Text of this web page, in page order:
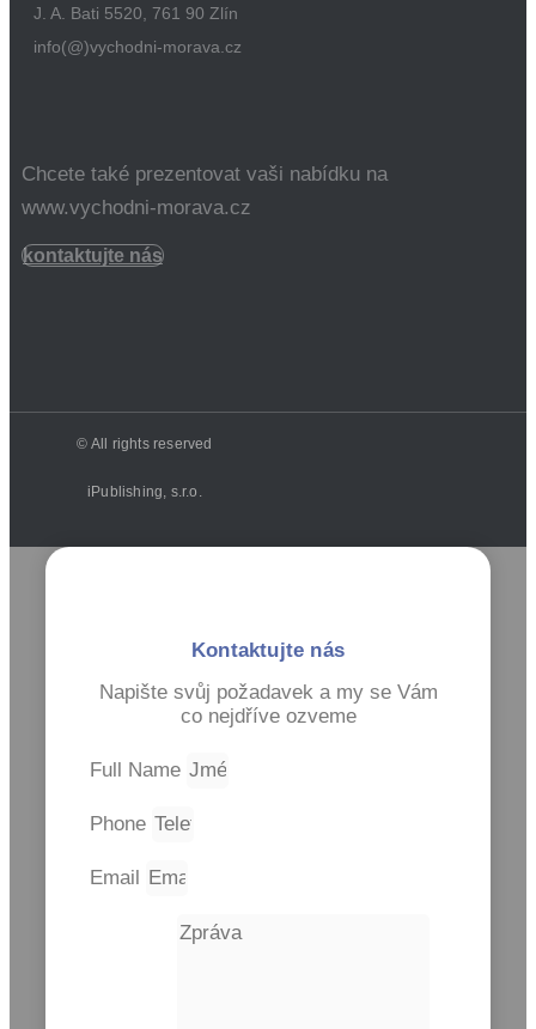
J. A. Bati 5520, 761 90 Zlín
info(@)vychodni-morava.cz
Chcete také prezentovat vaši nabídku na
www.vychodni-morava.cz
kontaktujte nás
© All rights reserved
iPublishing, s.r.o.
Kontaktujte nás
Napište svůj požadavek a my se Vám
co nejdříve ozveme
Full Name
Phone
Email